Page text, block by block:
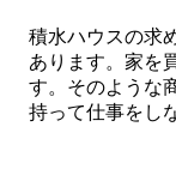
積水ハウスの求
あります。家を
す。そのような
持って仕事をし